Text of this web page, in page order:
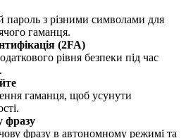
пароль з різними символами для
гаманця.
(2FA)
рівня безпеки під час
гаманця, щоб усунути
фразу
фразу в автономному режимі та